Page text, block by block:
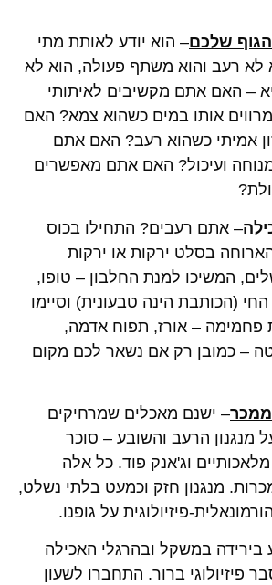
הגוף שלכם– הוא יודע לאותת מתי
לא רעב והוא משתף פעולה, הוא לא
– האם אתם מקשיבים לאיתותי
אותו במים כשהוא צמא? האם
אמיתי כשהוא רעב? האם אתם
ועיכול? האם אתם מאפשרים
– אתם רעבים? התחילו בכוס
בסלט ירקות או ירקות
המשיכו למנת החלבון – טופו,
(הכותבת הינה טבעונית) וסיימו
– אורז, תפוח אדמה,
– כמובן רק אם נשאר לכם מקום
ממכר– ישנם מאכלים שמרחיקים
מנגנון הרעב והשובע – סוכר
וג'אנק פוד. כל אלה
מנגנון חזק וכמעט בלתי נשלט,
פיזיולוגית על גופנו.
בירידה במשקל ובהרגלי האכילה
פיזיולוגי ברור. התחברו לשעון